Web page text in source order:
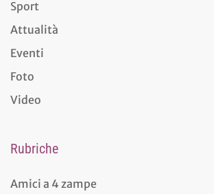
Sport
Attualità
Eventi
Foto
Video
Rubriche
Amici a 4 zampe